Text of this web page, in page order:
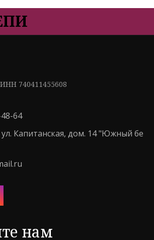
740411455608
64
ул. Капитанская, дом. 14 "Южный бе
нам